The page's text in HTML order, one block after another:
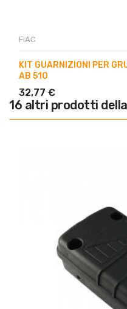
FIAC
KIT GUARNIZIONI PER
AB 510
32,77 €
16 altri prodotti